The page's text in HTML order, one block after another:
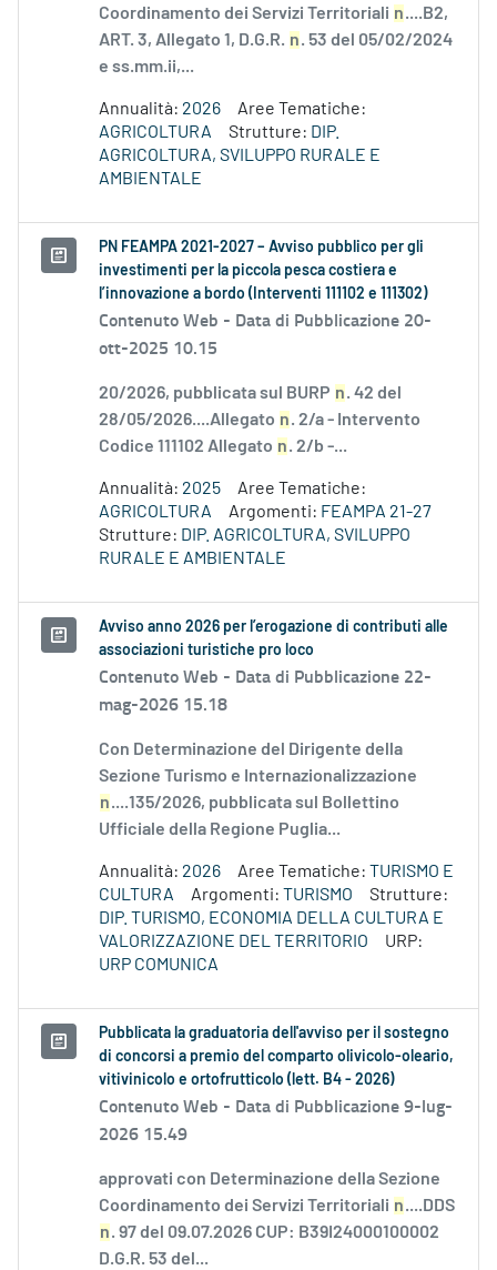
Coordinamento dei Servizi Territoriali n....B2,
ART. 3, Allegato 1, D.G.R. n. 53 del 05/02/2024
e ss.mm.ii,...
Annualità: 2026
Aree Tematiche:
AGRICOLTURA
Strutture: DIP.
AGRICOLTURA, SVILUPPO RURALE E
AMBIENTALE
PN FEAMPA 2021-2027 – Avviso pubblico per gli
investimenti per la piccola pesca costiera e
l’innovazione a bordo (Interventi 111102 e 111302)
Contenuto Web - Data di Pubblicazione 20-
ott-2025 10.15
20/2026, pubblicata sul BURP n. 42 del
28/05/2026....Allegato n. 2/a - Intervento
Codice 111102 Allegato n. 2/b -...
Annualità: 2025
Aree Tematiche:
AGRICOLTURA
Argomenti: FEAMPA 21-27
Strutture: DIP. AGRICOLTURA, SVILUPPO
RURALE E AMBIENTALE
Avviso anno 2026 per l’erogazione di contributi alle
associazioni turistiche pro loco
Contenuto Web - Data di Pubblicazione 22-
mag-2026 15.18
Con Determinazione del Dirigente della
Sezione Turismo e Internazionalizzazione
n....135/2026, pubblicata sul Bollettino
Ufficiale della Regione Puglia...
Annualità: 2026 Aree Tematiche: TURISMO E
CULTURA
Argomenti: TURISMO
Strutture:
DIP. TURISMO, ECONOMIA DELLA CULTURA E
VALORIZZAZIONE DEL TERRITORIO
URP:
URP COMUNICA
Pubblicata la graduatoria dell'avviso per il sostegno
di concorsi a premio del comparto olivicolo-oleario,
vitivinicolo e ortofrutticolo (lett. B4 - 2026)
Contenuto Web - Data di Pubblicazione 9-lug-
2026 15.49
approvati con Determinazione della Sezione
Coordinamento dei Servizi Territoriali n....DDS
n. 97 del 09.07.2026 CUP: B39I24000100002
D.G.R. 53 del...